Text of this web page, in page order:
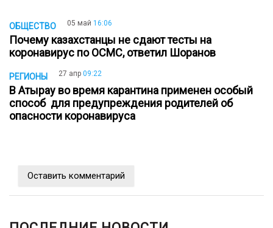
ОБЩЕСТВО 05 май 16:06
Почему казахстанцы не сдают тесты на
коронавирус по ОСМС, ответил Шоранов
РЕГИОНЫ 27 апр 09:22
В Атырау во время карантина применен особый
способ ​ для предупреждения родителей об
опасности коронавируса
Оставить комментарий